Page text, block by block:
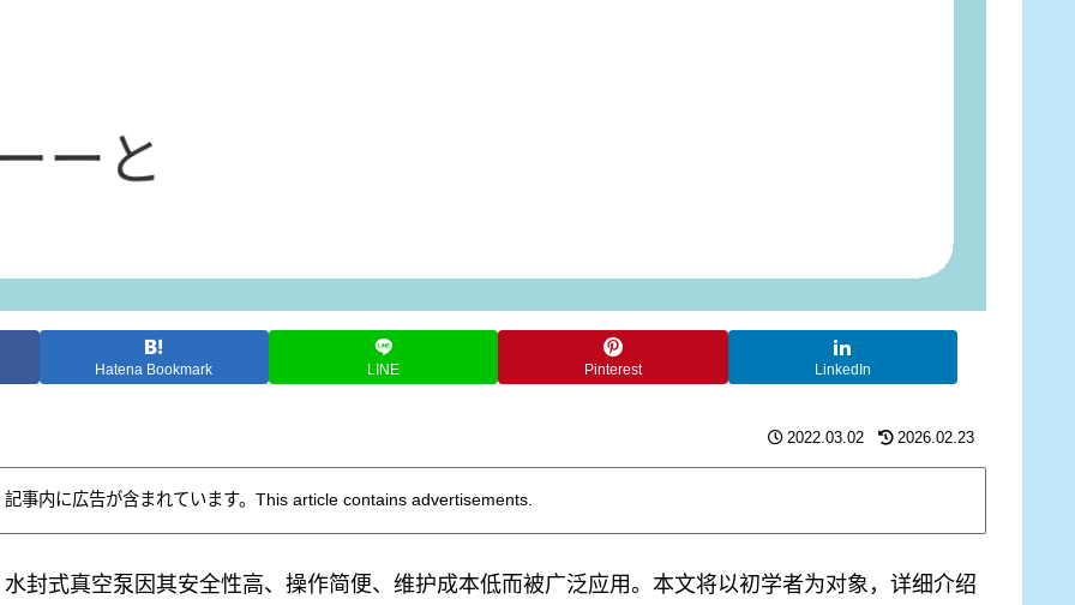
Hatena Bookmark LINE Pinterest LinkedIn
2022.03.02 2026.02.23
記事内に広告が含まれています。This article contains advertisements.
封式真空泵因其安全性高、操作简便、维护成本低而被广泛应用。本文将以初学者为对象，详细介绍